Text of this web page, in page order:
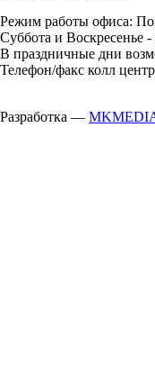
Режим работы офиса:
Суббота и Воскресенье
В праздничные дни
Телефон/факс колл
Разработка —